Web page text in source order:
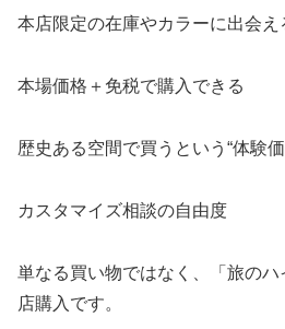
本店限定の在庫やカラーに出会え
本場価格＋免税で購入できる
歴史ある空間で買うという“体験価
カスタマイズ相談の自由度
単なる買い物ではなく、「旅の
店購入です。